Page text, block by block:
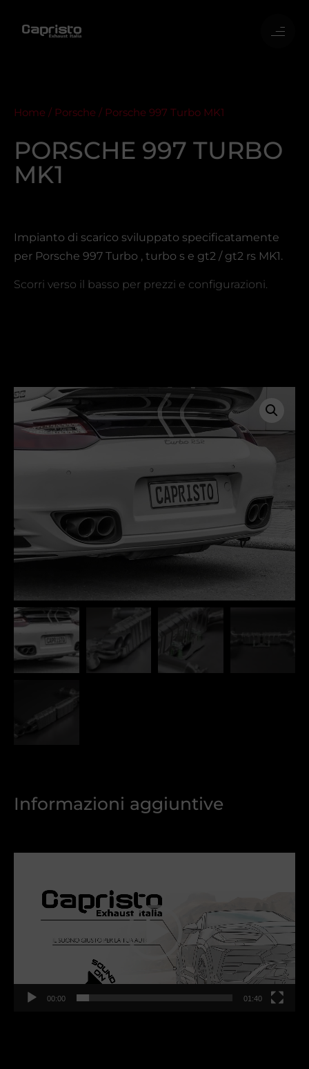
Home / Porsche / Porsche 997 Turbo MK1
PORSCHE 997 TURBO
MK1
Impianto di scarico sviluppato specificatamente
per Porsche 997 Turbo , turbo s e gt2 / gt2 rs MK1.
Scorri verso il basso per prezzi e configurazioni.
Informazioni aggiuntive
00:00 01:40